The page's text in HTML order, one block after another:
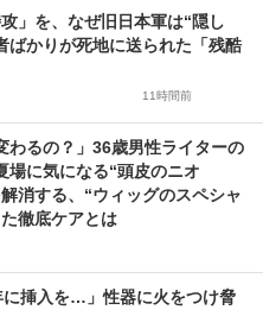
攻」を、なぜ旧日本軍は“隠し
ばかりが死地に送られた「残酷
11時間前
わるの？」36歳男性ライターの
に気になる“頭皮のニオ
消する、“ウィッグのスペシャ
徹底ケアとは
に挿入を…」性器に火をつけ脅